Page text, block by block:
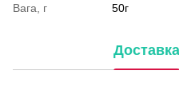
Вага, г 50г
Доставка